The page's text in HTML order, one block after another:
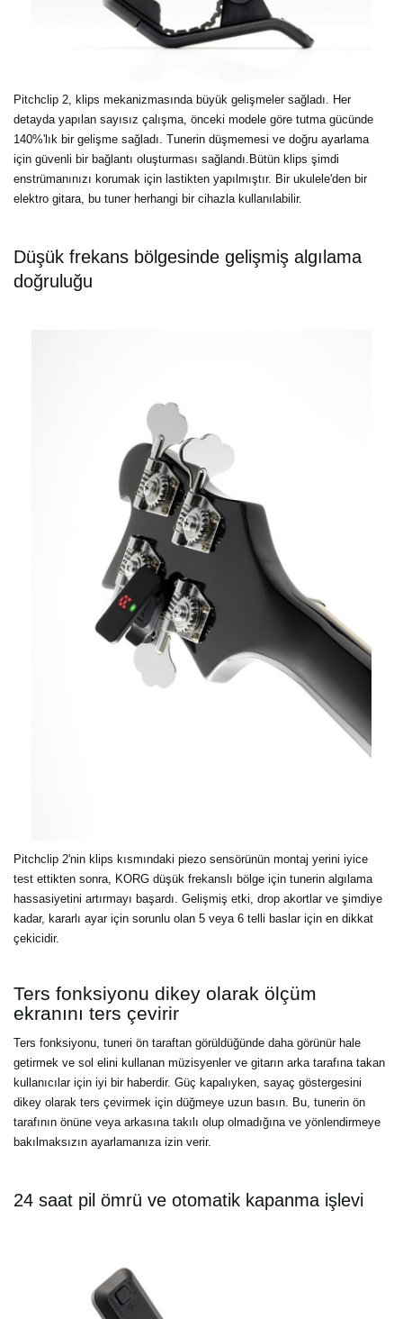
Pitchclip 2, klips mekanizmasında büyük gelişmeler sağladı. Her
detayda yapılan sayısız çalışma, önceki modele göre tutma gücünde
140%'lık bir gelişme sağladı. Tunerin düşmemesi ve doğru ayarlama
için güvenli bir bağlantı oluşturması sağlandı.Bütün klips şimdi
enstrümanınızı korumak için lastikten yapılmıştır. Bir ukulele'den bir
elektro gitara, bu tuner herhangi bir cihazla kullanılabilir.
Düşük frekans bölgesinde gelişmiş algılama
doğruluğu
Pitchclip 2'nin klips kısmındaki piezo sensörünün montaj yerini iyice
test ettikten sonra, KORG düşük frekanslı bölge için tunerin algılama
hassasiyetini artırmayı başardı. Gelişmiş etki, drop akortlar ve şimdiye
kadar, kararlı ayar için sorunlu olan 5 veya 6 telli baslar için en dikkat
çekicidir.
Ters fonksiyonu dikey olarak ölçüm
ekranını ters çevirir
Ters fonksiyonu, tuneri ön taraftan görüldüğünde daha görünür hale
getirmek ve sol elini kullanan müzisyenler ve gitarın arka tarafına takan
kullanıcılar için iyi bir haberdir. Güç kapalıyken, sayaç göstergesini
dikey olarak ters çevirmek için düğmeye uzun basın. Bu, tunerin ön
tarafının önüne veya arkasına takılı olup olmadığına ve yönlendirmeye
bakılmaksızın ayarlamanıza izin verir.
24 saat pil ömrü ve otomatik kapanma işlevi